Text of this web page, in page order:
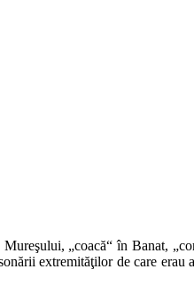
„coacă“ în Banat,
extremităţilor de care erau